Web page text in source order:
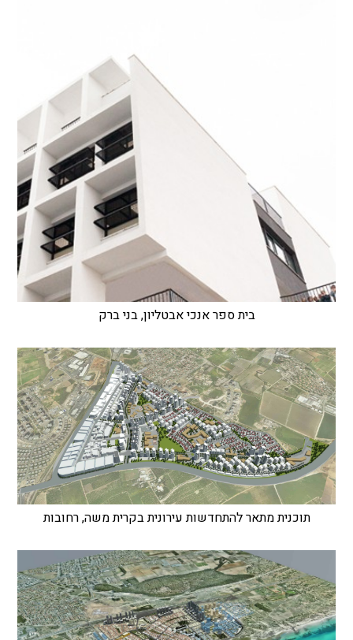
בית ספר אנכי אבטליון, בני ברק
תוכנית מתאר להתחדשות עירונית בקרית משה, רחובות